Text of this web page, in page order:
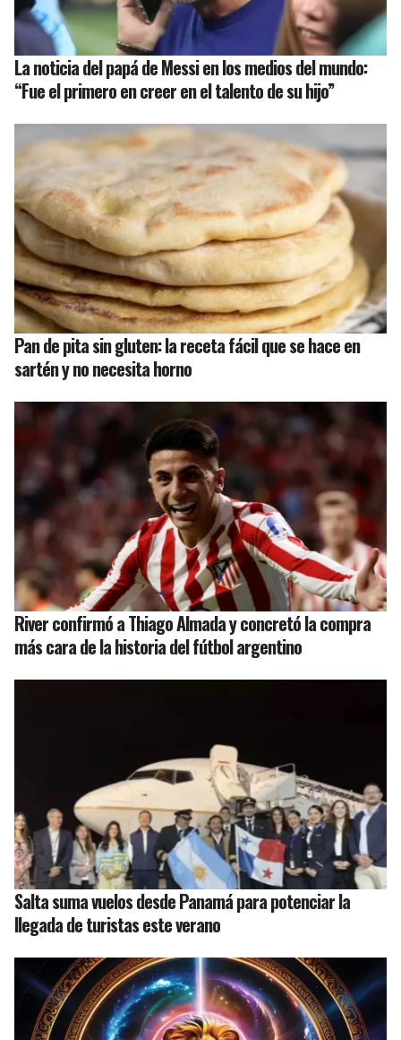
La noticia del papá de Messi en los medios del mundo:
“Fue el primero en creer en el talento de su hijo”
Pan de pita sin gluten: la receta fácil que se hace en
sartén y no necesita horno
River confirmó a Thiago Almada y concretó la compra
más cara de la historia del fútbol argentino
Salta suma vuelos desde Panamá para potenciar la
llegada de turistas este verano